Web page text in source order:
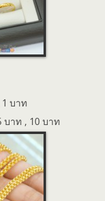
1 บาท
บาท , 10 บาท